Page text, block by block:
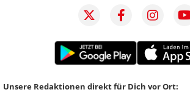
Unsere Redaktionen direkt für Dich vor Ort: